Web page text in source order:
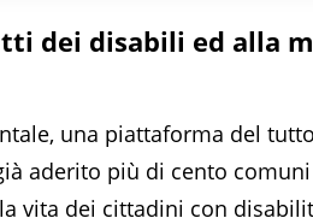
dei disabili ed alla
una piattaforma del
aderito più di cento
vita dei cittadini con